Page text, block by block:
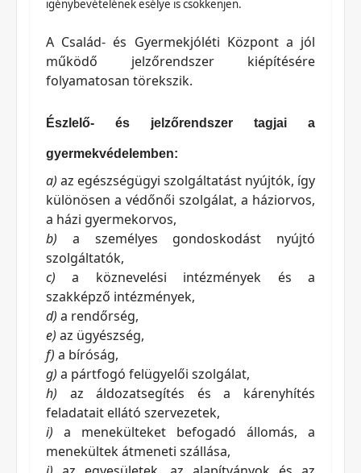
igénybevételének esélye is csökkenjen.
A Család- és Gyermekjóléti Központ a jól
működő jelzőrendszer kiépítésére
folyamatosan törekszik.
Észlelő- és jelzőrendszer tagjai a
gyermekvédelemben:
a) az egészségügyi szolgáltatást nyújtók, így
különösen a védőnői szolgálat, a háziorvos,
a házi gyermekorvos,
b) a személyes gondoskodást nyújtó
szolgáltatók,
c)a köznevelési intézmények és a
szakképző intézmények,
d) a rendőrség,
e) az ügyészség,
f) a bíróság,
g) a pártfogó felügyelői szolgálat,
h) az áldozatsegítés és a kárenyhítés
feladatait ellátó szervezetek,
i) a menekülteket befogadó állomás, a
menekültek átmeneti szállása,